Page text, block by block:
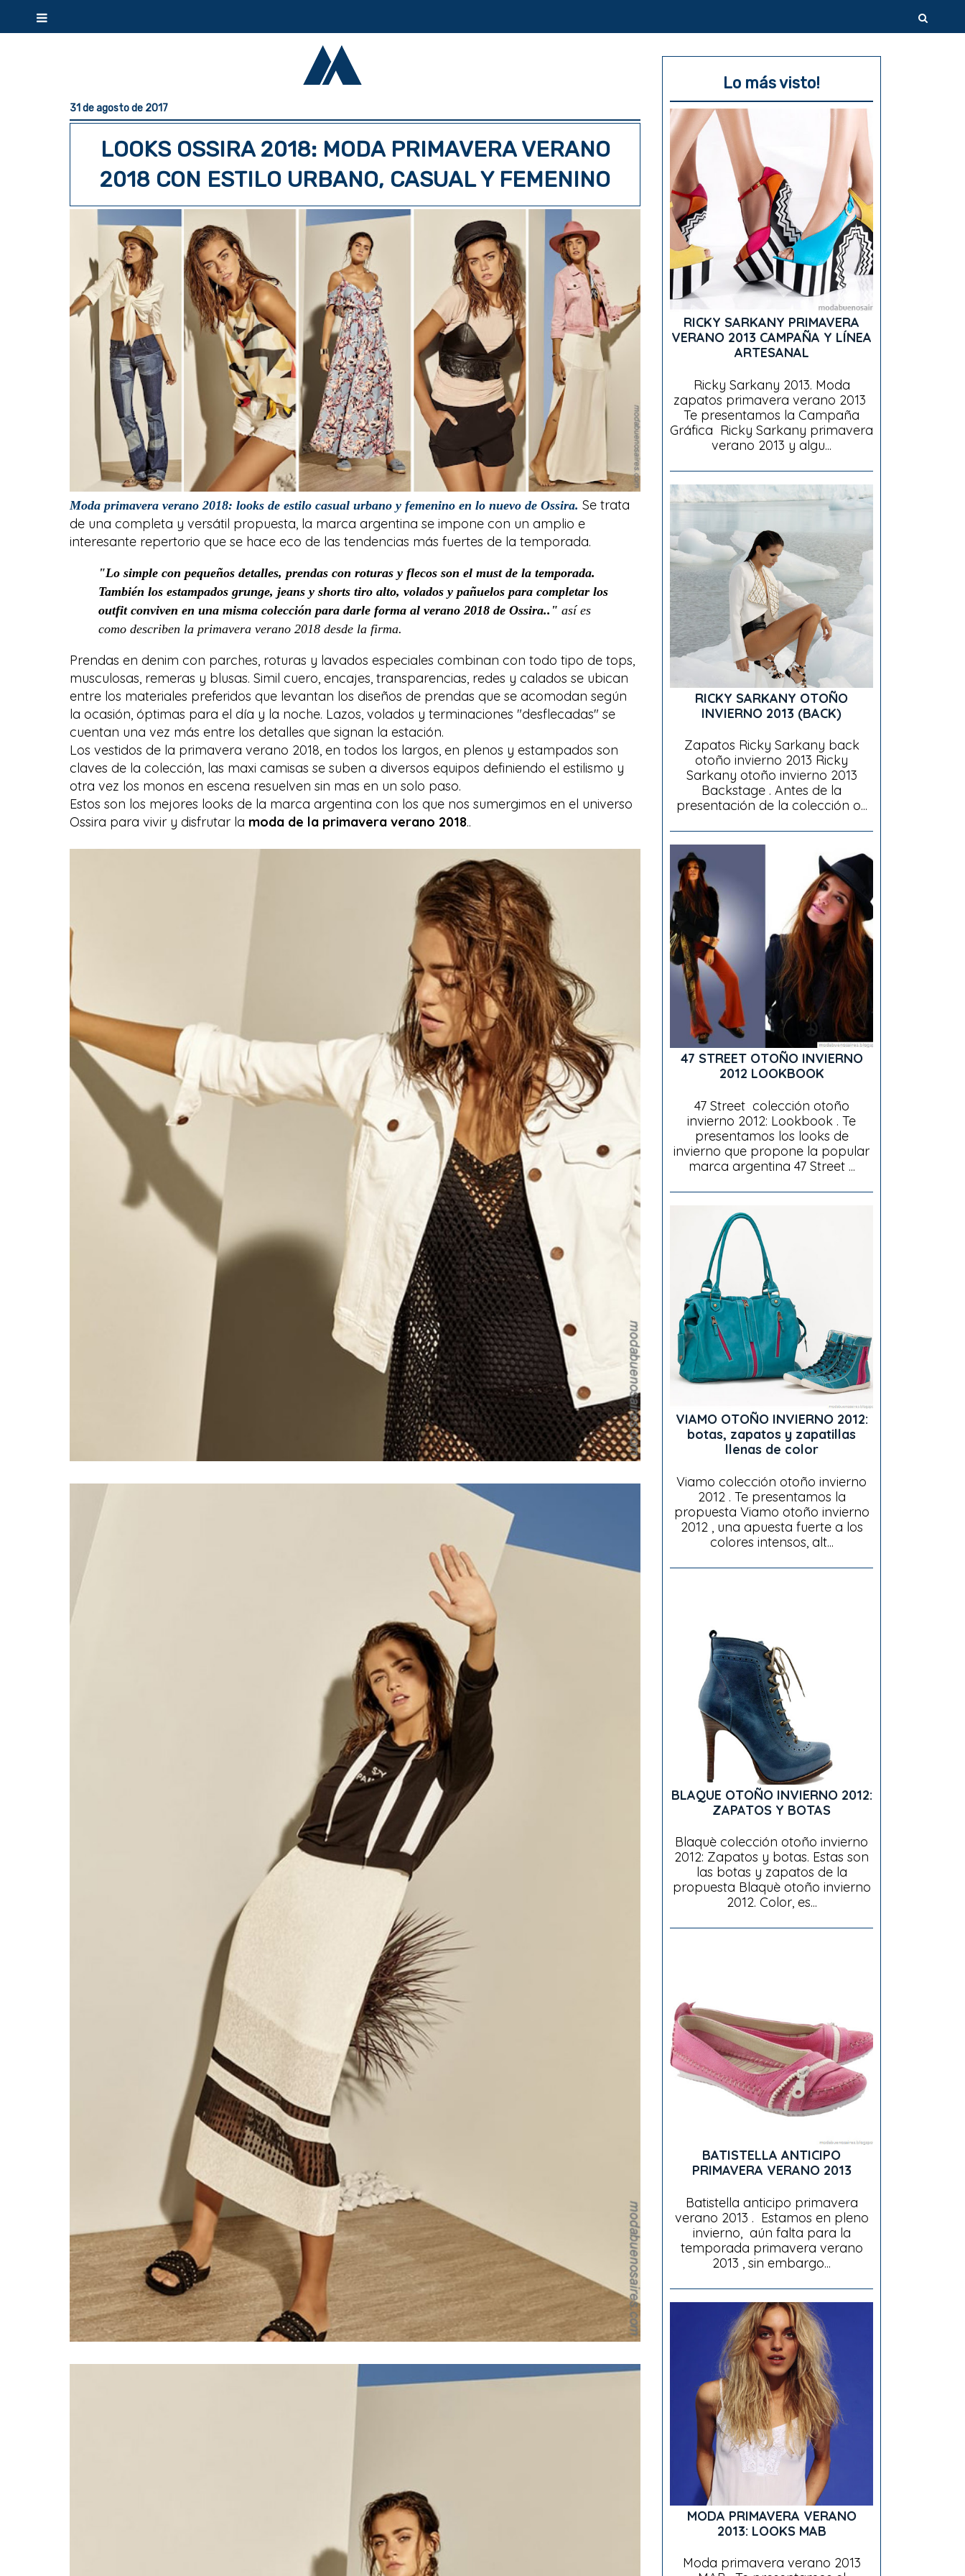
31 de agosto de 2017
LOOKS OSSIRA 2018: MODA PRIMAVERA VERANO
2018 CON ESTILO URBANO, CASUAL Y FEMENINO
Moda primavera verano 2018: looks de estilo casual urbano y femenino en lo nuevo de Ossira. Se trata
de una completa y versátil propuesta, la marca argentina se impone con un amplio e
interesante repertorio que se hace eco de las tendencias más fuertes de la temporada.
"Lo simple con pequeños detalles, prendas con roturas y flecos son el must de la temporada.
También los estampados grunge, jeans y shorts tiro alto, volados y pañuelos para completar los
outfit conviven en una misma colección para darle forma al verano 2018 de Ossira.." así es
como describen la primavera verano 2018 desde la firma.
Prendas en denim con parches, roturas y lavados especiales combinan con todo tipo de tops,
musculosas, remeras y blusas. Simil cuero, encajes, transparencias, redes y calados se ubican
entre los materiales preferidos que levantan los diseños de prendas que se acomodan según
la ocasión, óptimas para el día y la noche. Lazos, volados y terminaciones "desflecadas" se
cuentan una vez más entre los detalles que signan la estación.
Los vestidos de la primavera verano 2018, en todos los largos, en plenos y estampados son
claves de la colección, las maxi camisas se suben a diversos equipos definiendo el estilismo y
otra vez los monos en escena resuelven sin mas en un solo paso.
Estos son los mejores looks de la marca argentina con los que nos sumergimos en el universo
Ossira para vivir y disfrutar la moda de la primavera verano 2018..
Lo más visto!
RICKY SARKANY PRIMAVERA
VERANO 2013 CAMPAÑA Y LÍNEA
ARTESANAL
Ricky Sarkany 2013. Moda
zapatos primavera verano 2013
Te presentamos la Campaña
Gráfica Ricky Sarkany primavera
verano 2013 y algu...
RICKY SARKANY OTOÑO
INVIERNO 2013 (BACK)
Zapatos Ricky Sarkany back
otoño invierno 2013 Ricky
Sarkany otoño invierno 2013
Backstage . Antes de la
presentación de la colección o...
47 STREET OTOÑO INVIERNO
2012 LOOKBOOK
47 Street colección otoño
invierno 2012: Lookbook . Te
presentamos los looks de
invierno que propone la popular
marca argentina 47 Street ...
VIAMO OTOÑO INVIERNO 2012:
botas, zapatos y zapatillas
llenas de color
Viamo colección otoño invierno
2012 . Te presentamos la
propuesta Viamo otoño invierno
2012 , una apuesta fuerte a los
colores intensos, alt...
BLAQUE OTOÑO INVIERNO 2012:
ZAPATOS Y BOTAS
Blaquè colección otoño invierno
2012: Zapatos y botas. Estas son
las botas y zapatos de la
propuesta Blaquè otoño invierno
2012. Color, es...
BATISTELLA ANTICIPO
PRIMAVERA VERANO 2013
Batistella anticipo primavera
verano 2013 . Estamos en pleno
invierno, aún falta para la
temporada primavera verano
2013 , sin embargo...
MODA PRIMAVERA VERANO
2013: LOOKS MAB
Moda primavera verano 2013